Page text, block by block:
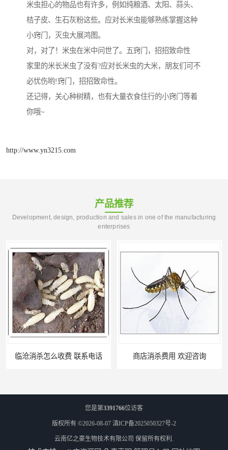
米虫担心的物品也有许多，例如纯粮酒、太阳、蒜头、
桔子皮、生石灰粉这些。应对长米虫能够熟练掌握这种
小窍门，灭虫大展鸿图。
对，对了！米虫在米中问世了。五窍门，招招致命性
家里的米长米虫了没有?应对长米虫的大米，朋友们可不
必忧伤哟!窍门，招招致命性。
还记得，关心种树精，也有大量衣食住行的小窍门等着
你哦~
http://www.yn3215.com
产品推荐
Development, design, production and sales in one of the manufacturing
enterprises
电话 商店消杀费用 欢迎咨询
您是第3391766位访客
版权所有 ©2026-08-07 滇ICP备2025050327号-2
云南亿之豪生物技术有限公司 保留所有权利.